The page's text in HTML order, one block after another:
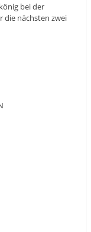
bei der
die nächsten zwei